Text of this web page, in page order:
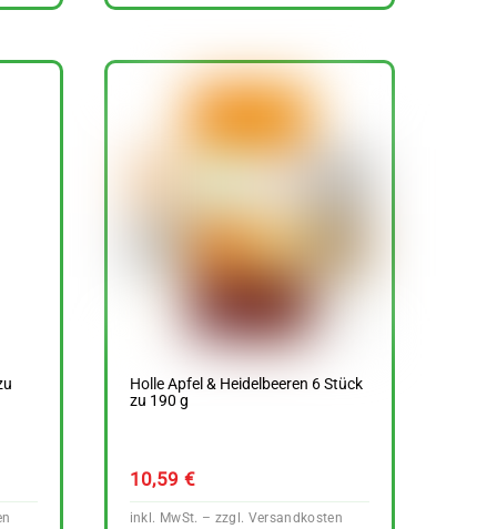
Holle Apfel & Heidelbeeren 6 Stück
zu 190 g
10,59 €